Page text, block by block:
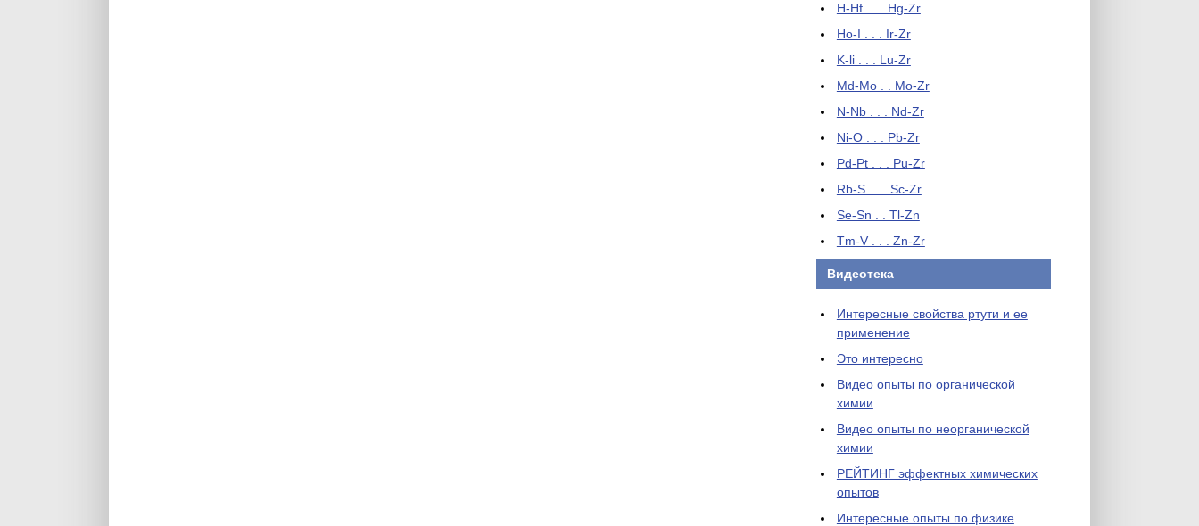
H-Hf . . . Hg-Zr
Ho-I . . . Ir-Zr
K-li . . . Lu-Zr
Md-Mo . . Mo-Zr
N-Nb . . . Nd-Zr
Ni-O . . . Pb-Zr
Pd-Pt . . . Pu-Zr
Rb-S . . . Sc-Zr
Se-Sn . . Tl-Zn
Tm-V . . . Zn-Zr
Видеотека
Интересные свойства ртути и ее
применение
Это интересно
Видео опыты по органической
химии
Видео опыты по неорганической
химии
РЕЙТИНГ эффектных химических
опытов
Интересные опыты по физике